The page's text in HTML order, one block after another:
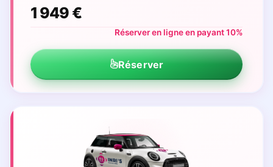
1 949 €
Réserver en ligne en payant 10%
Réserver